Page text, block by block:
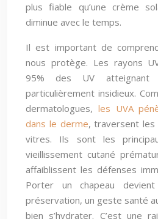
plus fiable qu’une crème
diminue avec le temps.
Il est important de
nous protège. Les rayons
95% des UV
particulièrement insidieux.
dermatologues, les UVA
dans le derme, traversent les
vitres. Ils sont les
vieillissement cutané
affaiblissent les défenses
Porter un chapeau
préservation, un geste santé
bien s’hydrater. C’est une